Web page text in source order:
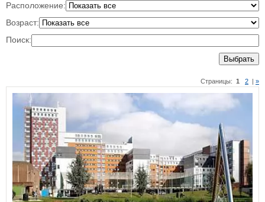
Расположение:
Возраст:
Поиск:
Выбрать
Страницы: 1 2 »